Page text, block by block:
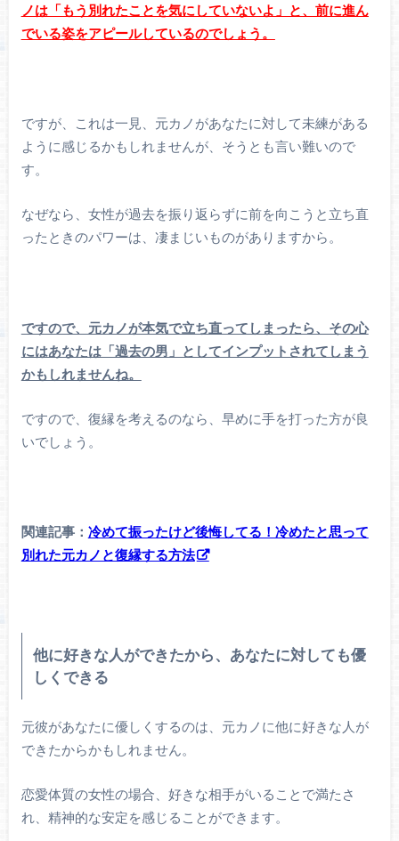
ノは「もう別れたことを気にしていないよ」と、前に進ん
でいる姿をアピールしているのでしょう。
ですが、これは一見、元カノがあなたに対して未練がある
ように感じるかもしれませんが、そうとも言い難いので
す。
なぜなら、女性が過去を振り返らずに前を向こうと立ち直
ったときのパワーは、凄まじいものがありますから。
ですので、元カノが本気で立ち直ってしまったら、その心
にはあなたは「過去の男」としてインプットされてしまう
かもしれませんね。
ですので、復縁を考えるのなら、早めに手を打った方が良
いでしょう。
関連記事： 冷めて振ったけど後悔してる！冷めたと思って
別れた元カノと復縁する方法
他に好きな人ができたから、あなたに対しても優
しくできる
元彼があなたに優しくするのは、元カノに他に好きな人が
できたからかもしれません。
恋愛体質の女性の場合、好きな相手がいることで満たさ
れ、精神的な安定を感じることができます。